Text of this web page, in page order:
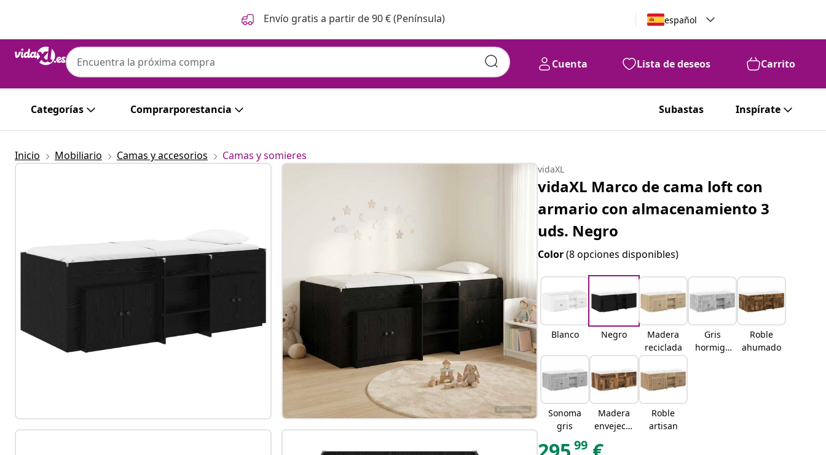
Envío gratis a partir de 90 € (Península) español
Cuenta Lista de deseos Carrito
Categorías Comprarporestancia Subastas Inspírate
Inicio Mobiliario Camas y accesorios Camas y somieres
vidaXL
vidaXL Marco de cama loft con
armario con almacenamiento 3
uds. Negro
Color(8 opciones disponibles)
Blanco Negro
Madera
reciclada
Gris
hormigó
Roble
ahumado
Sonoma
gris
Madera
envejecid
Roble
artisan
99